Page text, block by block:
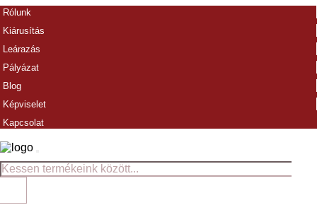
Rólunk
Kiárusítás
Leárazás
Pályázat
Blog
Képviselet
Kapcsolat